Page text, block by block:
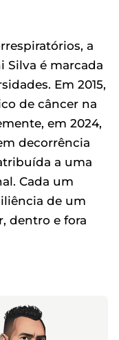
a
Silva é marcada
Em 2015,
de câncer na
em 2024,
decorrência
a uma
Cada um
de um
dentro e fora